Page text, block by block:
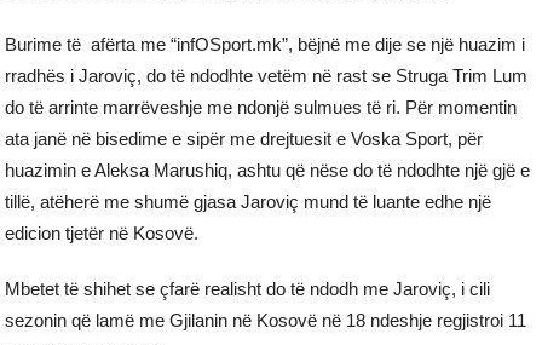
Burime të afërta me “infOSport.mk”, bëjnë me dije se një huazim i
rradhës i Jaroviç, do të ndodhte vetëm në rast se Struga Trim Lum
do të arrinte marrëveshje me ndonjë sulmues të ri. Për momentin
ata janë në bisedime e sipër me drejtuesit e Voska Sport, për
huazimin e Aleksa Marushiq, ashtu që nëse do të ndodhte një gjë e
tillë, atëherë me shumë gjasa Jaroviç mund të luante edhe një
edicion tjetër në Kosovë.
Mbetet të shihet se çfarë realisht do të ndodh me Jaroviç, i cili
sezonin që lamë me Gjilanin në Kosovë në 18 ndeshje regjistroi 11